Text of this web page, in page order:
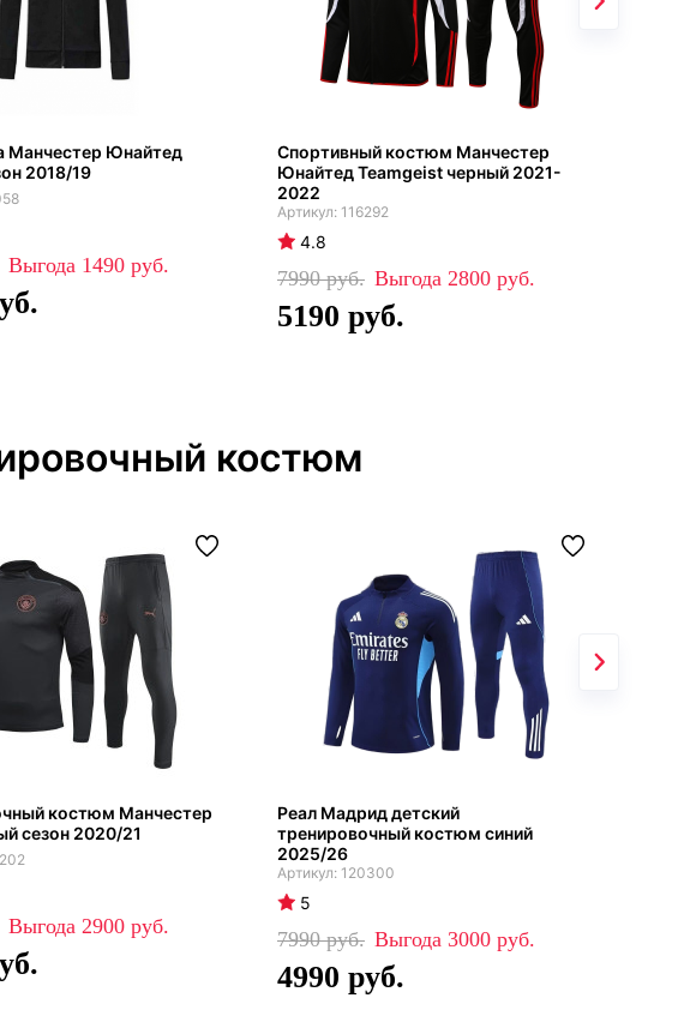
Манчестер Юнайтед
2018/19
1490
Спортивный костюм Манчестер
Юнайтед Teamgeist черный 2021-
2022
116292
4.8
7990 2800
5190
костюм
костюм Манчестер
сезон 2020/21
2900
Реал Мадрид детский
тренировочный костюм синий
2025/26
120300
5
7990 3000
4990